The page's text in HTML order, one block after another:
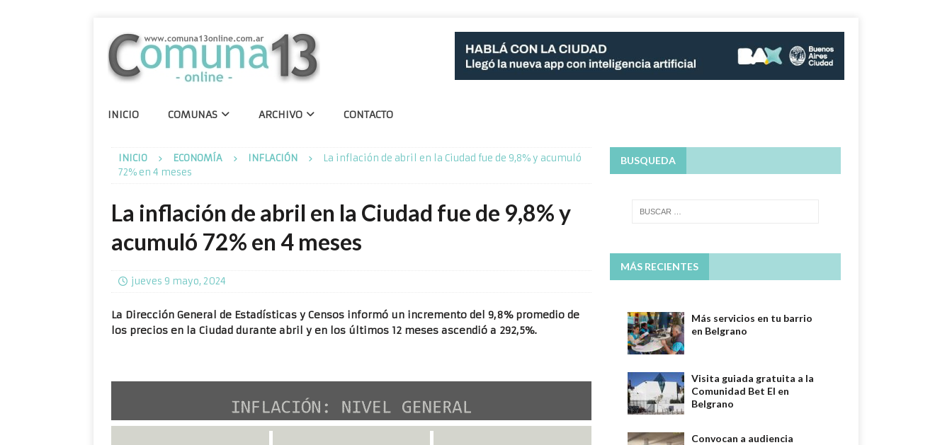
INICIO COMUNAS ARCHIVO CONTACTO
INICIO ECONOMÍA INFLACIÓN
La inflación de abril en la Ciudad fue de 9,8% y acumuló
72% en 4 meses
La inflación de abril en la Ciudad fue de 9,8% y
acumuló 72% en 4 meses
jueves 9 mayo, 2024
La Dirección General de Estadísticas y Censos informó un incremento del 9,8% promedio de
los precios en la Ciudad durante abril y en los últimos 12 meses ascendió a 292,5%.
BUSQUEDA
MÁS RECIENTES
Más servicios en tu barrio
en Belgrano
Visita guiada gratuita a la
Comunidad Bet El en
Belgrano
Convocan a audiencia